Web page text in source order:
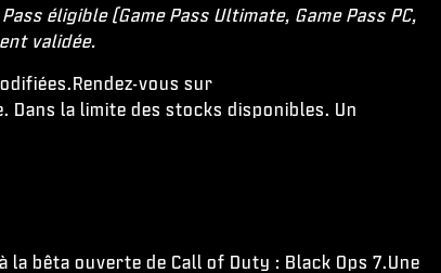
éligible (Game Pass Ultimate, Game Pass PC,
validée.
vous sur
la limite des stocks disponibles. Un
bêta ouverte de Call of Duty : Black Ops 7.Une